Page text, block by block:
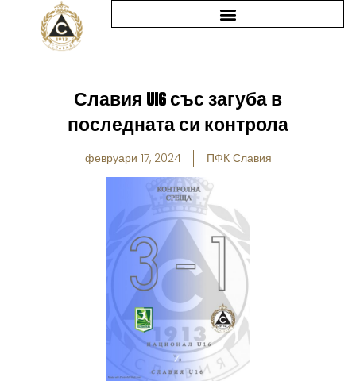
Славия U16 със загуба в
последната си контрола
февруари 17, 2024 ПФК Славия